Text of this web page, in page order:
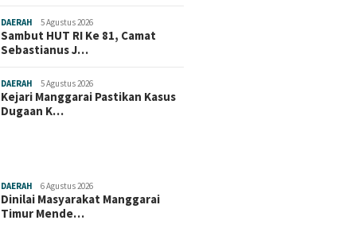
DAERAH 5 Agustus 2026
Sambut HUT RI Ke 81, Camat
Sebastianus J…
DAERAH 5 Agustus 2026
Kejari Manggarai Pastikan Kasus
Dugaan K…
DAERAH 6 Agustus 2026
Dinilai Masyarakat Manggarai
Timur Mende…